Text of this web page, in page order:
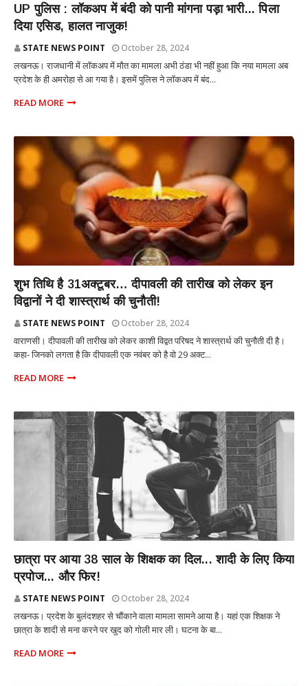
UP पुलिस : लॉकअप में बंदी को पानी मांगना पड़ा भारी... पिला
दिया एसिड, हालत नाजुक!
STATE NEWS POINT October 28, 2024
लखनऊ। राजधानी में लॉकअप में मौत का मामला अभी ठंडा भी नहीं हुआ कि नया मामला अब
प्रदेश के ही अमरोहा से आ गया है। इसमें पुलिस ने लॉकअप में बंद...
READ MORE
शुभ तिथि है 31अक्टूबर… दीपावली की तारीख को लेकर इन
विद्वानों ने दी शास्त्रार्थ की चुनौती!
STATE NEWS POINT October 28, 2024
वाराणसी। दीपावली की तारीख को लेकर काशी विद्वत परिषद ने शास्त्रार्थ की चुनौती दी है।
कहा- जिनको लगता है कि दीपावली एक नवंबर को है वो 29 अक्ट...
READ MORE
छात्रा पर आया 38 साल के शिक्षक का दिल... शादी के लिए किया
प्रपोज... और फिर!
STATE NEWS POINT October 28, 2024
लखनऊ। प्रदेश के बुलंदशहर से चौंकाने वाला मामला सामने आया है। यहां एक शिक्षक ने
छात्रा के शादी से मना करने पर खुद को गोली मार ली। घटना के बा...
READ MORE